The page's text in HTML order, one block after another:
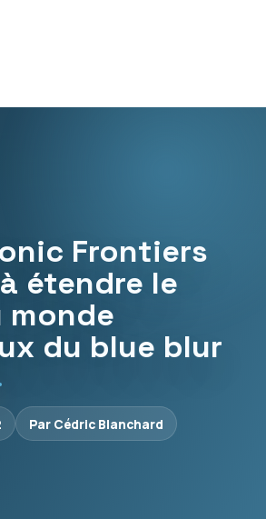
Frontiers
étendre le
monde
du blue blur
Par Cédric Blanchard